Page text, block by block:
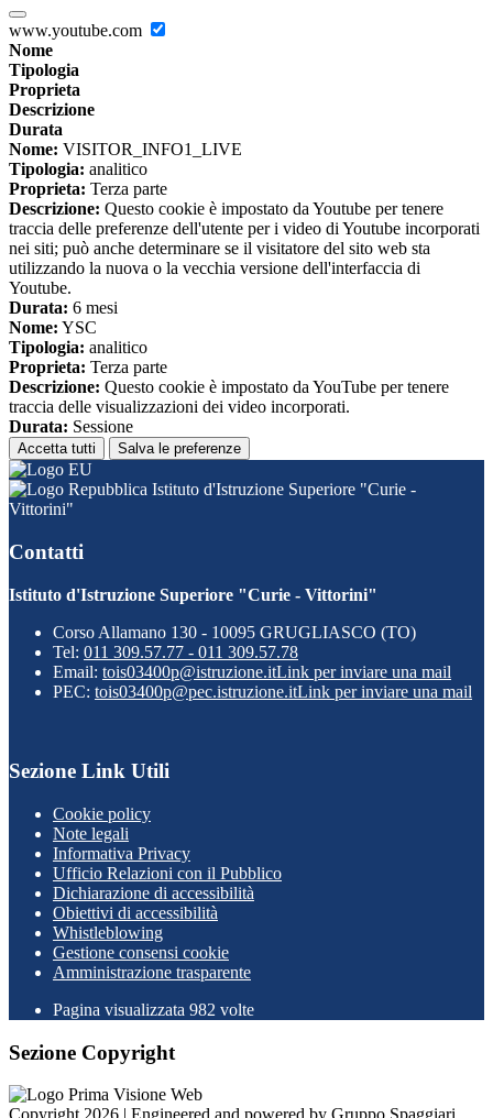
www.youtube.com
Nome
Tipologia
Proprieta
Descrizione
Durata
Nome: VISITOR_INFO1_LIVE
Tipologia: analitico
Proprieta: Terza parte
Descrizione: Questo cookie è impostato da Youtube per tenere
traccia delle preferenze dell'utente per i video di Youtube incorporati
nei siti; può anche determinare se il visitatore del sito web sta
utilizzando la nuova o la vecchia versione dell'interfaccia di
Youtube.
Durata: 6 mesi
Nome: YSC
Tipologia: analitico
Proprieta: Terza parte
Descrizione: Questo cookie è impostato da YouTube per tenere
traccia delle visualizzazioni dei video incorporati.
Durata: Sessione
Accetta tutti Salva le preferenze
Istituto d'Istruzione Superiore "Curie -
Vittorini"
Contatti
Istituto d'Istruzione Superiore "Curie - Vittorini"
Corso Allamano 130 - 10095 GRUGLIASCO (TO)
Tel: 011 309.57.77 - 011 309.57.78
Email: tois03400p@istruzione.itLink per inviare una mail
PEC: tois03400p@pec.istruzione.itLink per inviare una mail
Sezione Link Utili
Cookie policy
Note legali
Informativa Privacy
Ufficio Relazioni con il Pubblico
Dichiarazione di accessibilità
Obiettivi di accessibilità
Whistleblowing
Gestione consensi cookie
Amministrazione trasparente
Pagina visualizzata 982 volte
Sezione Copyright